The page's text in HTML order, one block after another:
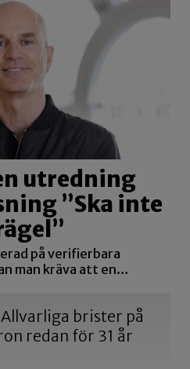
utredning
”Ska inte
på verifierbara
man kräva att en…
Allvarliga brister på
redan för 31 år